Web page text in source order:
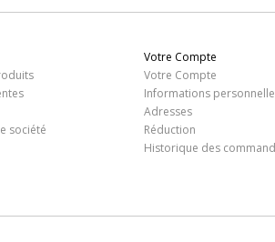
société
Votre Compte
Votre Compte
Informations
Adresses
Réduction
Historique des